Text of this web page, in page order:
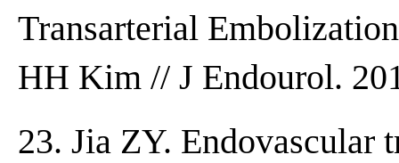
Transarterial
HH Kim // J Endourol.
23. Jia ZY. Endovascular